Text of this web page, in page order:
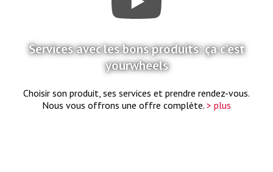
Services avec les bons produits: ça c'est
yourwheels
Choisir son produit, ses services et prendre rendez-vous.
Nous vous offrons une offre complète. > plus